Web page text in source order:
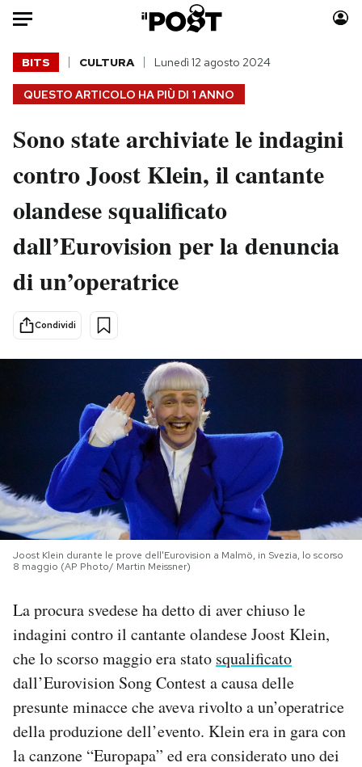
Auto
HOME
Italia
Politica
Tecnologia
Scienza
Cultura
Economia
Sport
Moda
Consumismi
Storie/Idee
Media
NEWSLETTER
I MIEI PREFERITI
SHOP
CALENDARIO
AREA PERSONALE
Newsletter
Notifiche mobile
Regala il Post
QUESTO ARTICOLO HA PIÙ DI 1 ANNO
BITS CULTURA Lunedì 12 agosto 2024
Sono state archiviate le indagini
contro Joost Klein, il cantante
olandese squalificato
dall’Eurovision per la denuncia
di un’operatrice
Condividi
Joost Klein durante le prove dell'Eurovision a Malmö, in Svezia, lo scorso
8 maggio (AP Photo/ Martin Meissner)
La procura svedese ha detto di aver chiuso le
indagini contro il cantante olandese Joost Klein,
che lo scorso maggio era stato squalificato
dall’Eurovision Song Contest a causa delle
presunte minacce che aveva rivolto a un’operatrice
della produzione dell’evento. Klein era in gara con
la canzone “Europapa” ed era considerato uno dei